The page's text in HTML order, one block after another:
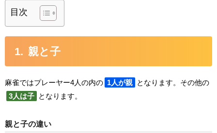
目次
親と子
麻雀ではプレーヤー4人の内の 1人が親 となります。その他の
3人は子 となります。
親と子の違い